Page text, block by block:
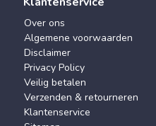
Over ons
Algemene voorwaarden
Disclaimer
Privacy Policy
Veilig betalen
Verzenden & retourneren
Klantenservice